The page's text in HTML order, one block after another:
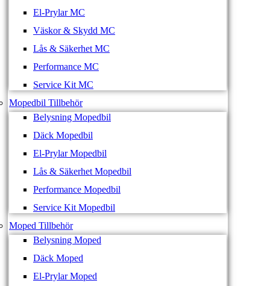
El-Prylar MC
Väskor & Skydd MC
Lås & Säkerhet MC
Performance MC
Service Kit MC
Mopedbil Tillbehör
Belysning Mopedbil
Däck Mopedbil
El-Prylar Mopedbil
Lås & Säkerhet Mopedbil
Performance Mopedbil
Service Kit Mopedbil
Moped Tillbehör
Belysning Moped
Däck Moped
El-Prylar Moped